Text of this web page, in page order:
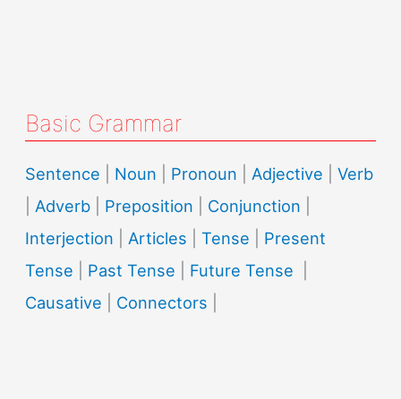
Basic Grammar
Sentence Noun Pronoun Adjective |Verb
Adverb Preposition Conjunction
Interjection
Articles |Tense
Present
Tense
Past Tense Future Tense
Causative
Connectors